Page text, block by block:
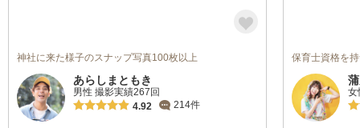
神社に来た様子のスナップ写真100枚以上
あらしまともき
男性 撮影実績267回
4.92
214件
保育士資格を
女